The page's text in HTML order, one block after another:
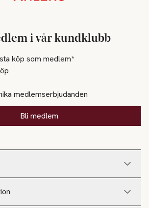
i vår kundklubb
köp som medlem*
medlemserbjudanden
Bli medlem